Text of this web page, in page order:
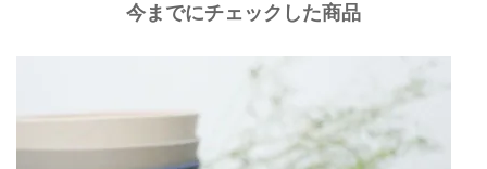
今までにチェックした商品